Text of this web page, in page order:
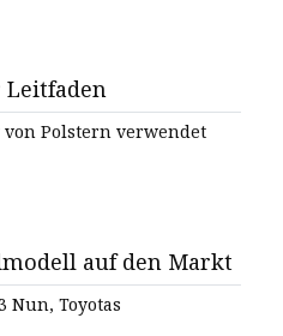
umfassender Leitfaden
Polstern verwendet
auf den Markt
Nun, Toyotas